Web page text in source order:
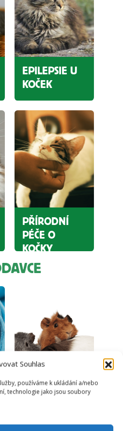
Souhlas
používáme k ukládání a/nebo
technologie jako jsou soubory
EPILEPSIE U
KOČEK
PŘÍRODNÍ
PÉČE O
KOČKY
PŘÍRODNÍ
MORČATA